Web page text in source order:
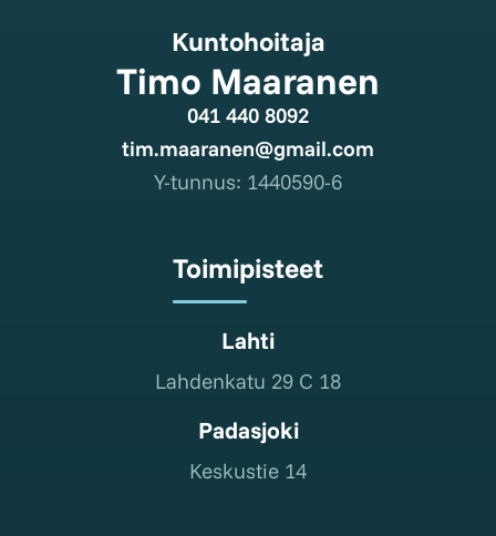
Kuntohoitaja
Timo Maaranen
041 440 8092
tim.maaranen@gmail.com
Y-tunnus: 1440590-6
Toimipisteet
Lahti
Lahdenkatu 29 C 18
Padasjoki
Keskustie 14